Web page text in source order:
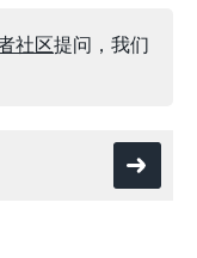
社区提问，我们